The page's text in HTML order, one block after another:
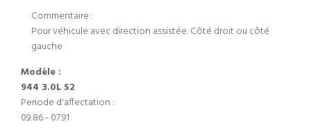
Commentaire :
Pour véhicule avec direction assistée. Côté droit ou côté
gauche
Modèle :
944 3.0L S2
Periode d'affectation :
09.86 - 07.91